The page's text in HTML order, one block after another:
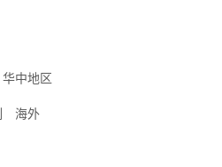
华中地区
海外